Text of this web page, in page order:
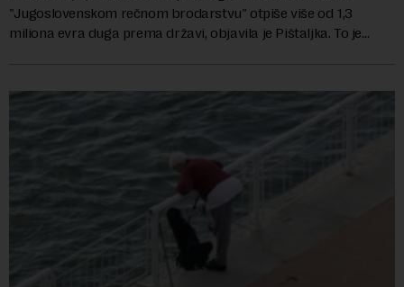
"Jugoslovenskom rečnom brodarstvu" otpiše više od 1,3
miliona evra duga prema državi, objavila je Pištaljka. To je